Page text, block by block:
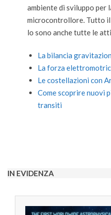
ambiente di sviluppo per
microcontrollore. Tutto
lo sono anche tutte le
La bilancia
La forza
Le costellazioni con
Come scoprire nuovi
transiti
13
IN EVIDENZA